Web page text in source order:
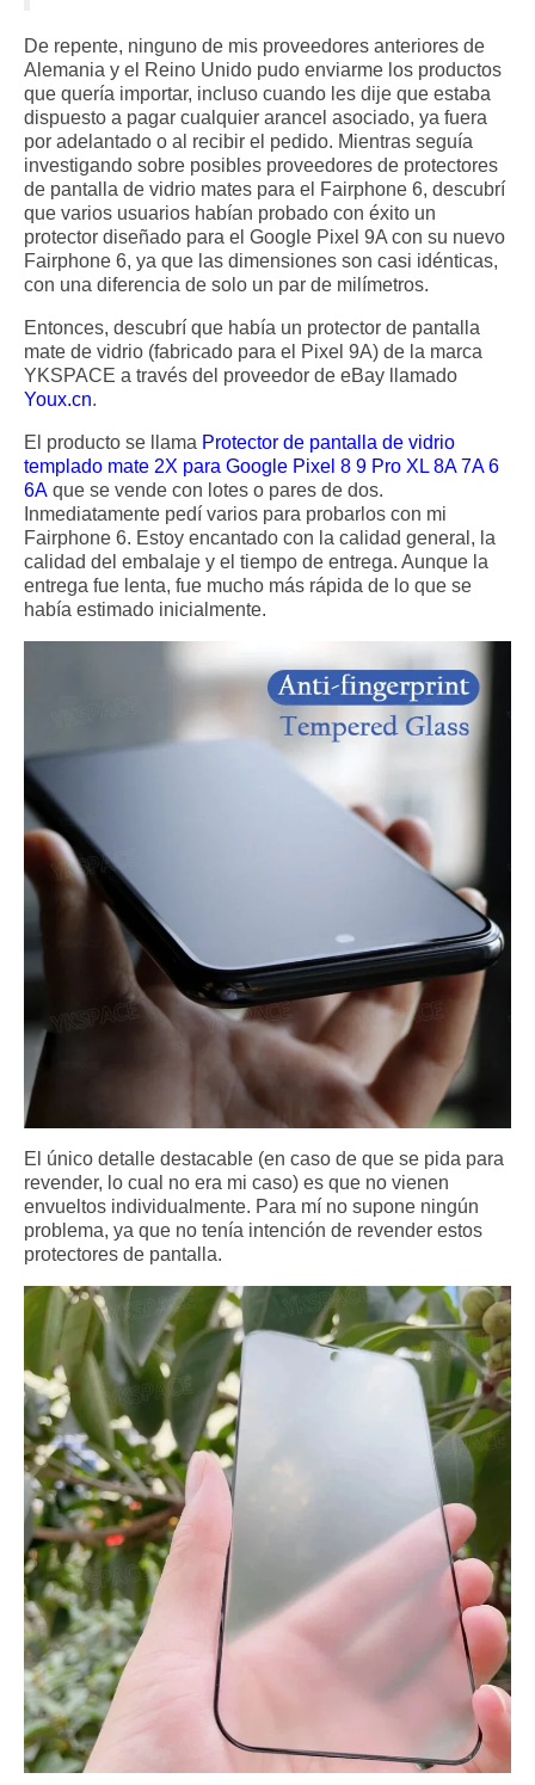
De repente, ninguno de mis proveedores anteriores de
Alemania y el Reino Unido pudo enviarme los productos
que quería importar, incluso cuando les dije que estaba
dispuesto a pagar cualquier arancel asociado, ya fuera
por adelantado o al recibir el pedido. Mientras seguía
investigando sobre posibles proveedores de protectores
de pantalla de vidrio mates para el Fairphone 6, descubrí
que varios usuarios habían probado con éxito un
protector diseñado para el Google Pixel 9A con su nuevo
Fairphone 6, ya que las dimensiones son casi idénticas,
con una diferencia de solo un par de milímetros.
Entonces, descubrí que había un protector de pantalla
mate de vidrio (fabricado para el Pixel 9A) de la marca
YKSPACE a través del proveedor de eBay llamado
Youx.cn.
El producto se llama Protector de pantalla de vidrio
templado mate 2X para Google Pixel 8 9 Pro XL 8A 7A 6
6A que se vende con lotes o pares de dos.
Inmediatamente pedí varios para probarlos con mi
Fairphone 6. Estoy encantado con la calidad general, la
calidad del embalaje y el tiempo de entrega. Aunque la
entrega fue lenta, fue mucho más rápida de lo que se
había estimado inicialmente.
El único detalle destacable (en caso de que se pida para
revender, lo cual no era mi caso) es que no vienen
envueltos individualmente. Para mí no supone ningún
problema, ya que no tenía intención de revender estos
protectores de pantalla.